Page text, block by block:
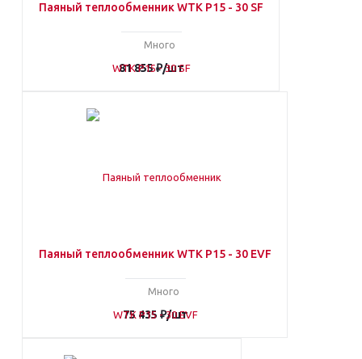
Паяный теплообменник WTK P15 - 30 SF
Много
81 855₽/шт
Паяный теплообменник WTK P15 - 30 EVF
Много
75 435 ₽/шт